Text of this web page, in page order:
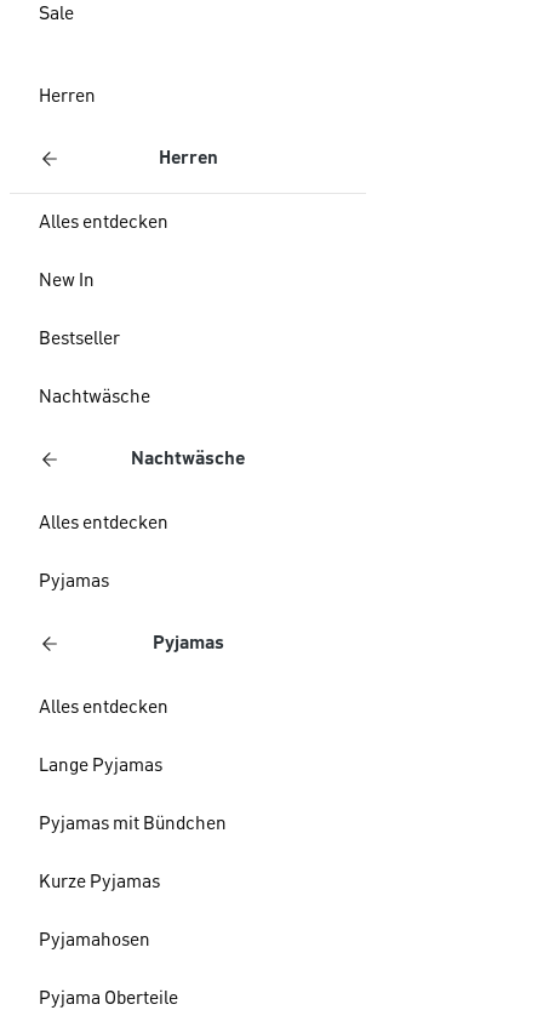
Sale
Herren
Herren
Alles entdecken
New In
Bestseller
Nachtwäsche
Nachtwäsche
Alles entdecken
Pyjamas
Pyjamas
Alles entdecken
Lange Pyjamas
Pyjamas mit Bündchen
Kurze Pyjamas
Pyjamahosen
Pyjama Oberteile